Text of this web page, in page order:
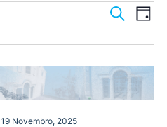
de
e
Pesquisar
de
Dia
19 Novembro, 2025